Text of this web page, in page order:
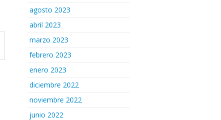
agosto 2023
abril 2023
marzo 2023
febrero 2023
enero 2023
diciembre 2022
noviembre 2022
junio 2022